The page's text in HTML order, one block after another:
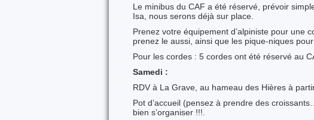
Le minibus du CAF a été réservé, prévoir
Isa, nous serons déjà sur place.
Prenez votre équipement d’alpiniste pour une
prenez le aussi, ainsi que les pique-niques
Pour les cordes : 5 cordes ont été réservé au
Samedi :
RDV à La Grave, au hameau des Hières à
Pot d’accueil (pensez à prendre des
bien s’organiser !!!.